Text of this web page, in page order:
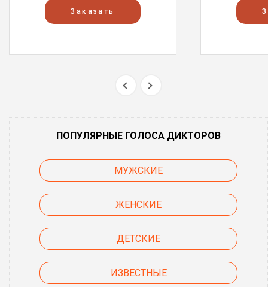
Заказать
ПОПУЛЯРНЫЕ ГОЛОСА ДИКТОРОВ
МУЖСКИЕ
ЖЕНСКИЕ
ДЕТСКИЕ
ИЗВЕСТНЫЕ